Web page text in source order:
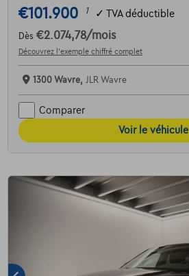
€101.900 1 ✓ TVA déductible
Dès €2.074,78/mois
Découvrez l’exemple chiffré complet
1300 Wavre, JLR Wavre
Comparer
Voir le véhicule